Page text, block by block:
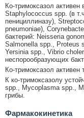
Ко-тримоксазол
Staphylococcus spp. (в
пенициллиназу),
pneumoniae),
бактерий: Neisseria
Salmonella spp., Proteus
Yersinia spp., Vibrio
неспорообразующих
Ко-тримоксазол
К ко-тримоксазолу
spp., Mycoplasma spp.,
грибы.
Фармакокинетика